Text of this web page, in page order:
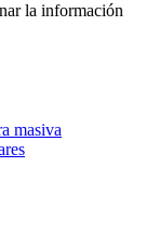
la información
masiva